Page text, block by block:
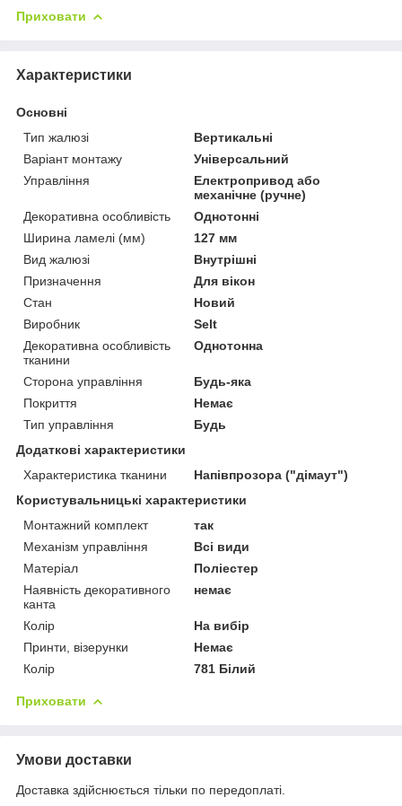
Приховати
Характеристики
Основні
Тип жалюзі
Вертикальні
Варіант монтажу
Універсальний
Управління
Електропривод або
механічне (ручне)
Декоративна особливість
Однотонні
Ширина ламелі (мм)
127 мм
Вид жалюзі
Внутрішні
Призначення
Для вікон
Стан
Новий
Виробник
Selt
Декоративна особливість
тканини
Однотонна
Сторона управління
Будь-яка
Покриття
Немає
Тип управління
Будь
Додаткові характеристики
Характеристика тканини
Напівпрозора ("дімаут")
Користувальницькі характеристики
Монтажний комплект
так
Механізм управління
Всі види
Матеріал
Поліестер
Наявність декоративного
канта
немає
Колір
На вибір
Принти, візерунки
Немає
Колір
781 Білий
Приховати
Умови доставки
Доставка здійснюється тільки по передоплаті.